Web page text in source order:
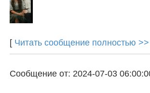
[ Читать сообщение полностью >>
Сообщение от: 2024-07-03